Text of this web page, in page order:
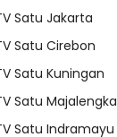
Satu Jakarta
Satu Cirebon
Satu Kuningan
Satu Majalengka
Satu Indramayu